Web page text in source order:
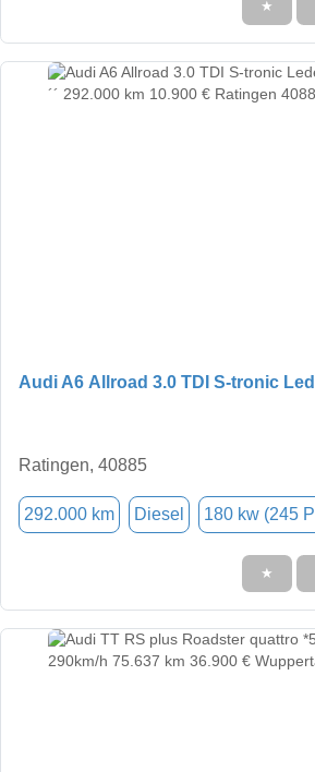
★
Audi A6 Allroad 3.0 TDI S-tronic
Ratingen, 40885
292.000 km Diesel 180 kw (245
★